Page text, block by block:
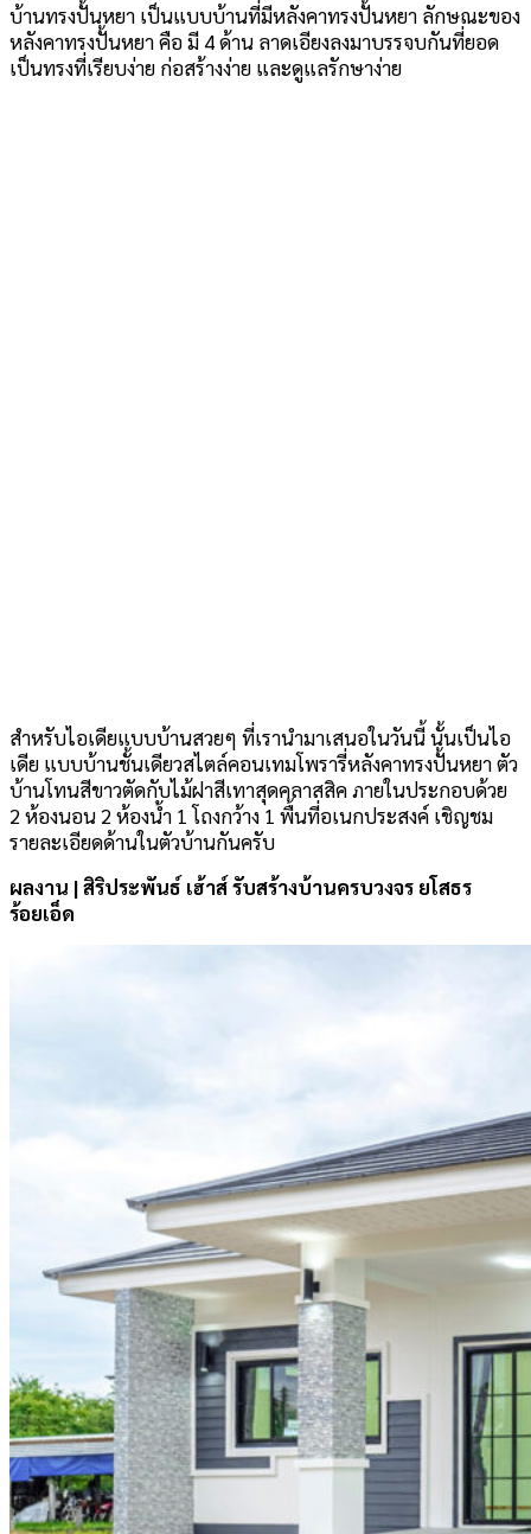
บ้านทรงปั้นหยา เป็นแบบบ้านที่มีหลังคาทรงปั้นหยา ลักษณะของ
หลังคาทรงปั้นหยา คือ มี 4 ด้าน ลาดเอียงลงมาบรรจบกันที่ยอด
เป็นทรงที่เรียบง่าย ก่อสร้างง่าย และดูแลรักษาง่าย
สำหรับไอเดียแบบบ้านสวยๆ ที่เรานำมาเสนอในวันนี้ นั้นเป็นไอ
เดีย แบบบ้านชั้นเดียวสไตล์คอนเทมโพรารี่หลังคาทรงปั้นหยา ตัว
บ้านโทนสีขาวตัดกับไม้ฝาสีเทาสุดคลาสสิค ภายในประกอบด้วย
2 ห้องนอน 2 ห้องน้ำ 1 โถงกว้าง 1 พื้นที่อเนกประสงค์ เชิญชม
รายละเอียดด้านในตัวบ้านกันครับ
ผลงาน | สิริประพันธ์ เฮ้าส์ รับสร้างบ้านครบวงจร ยโสธร
ร้อยเอ็ด